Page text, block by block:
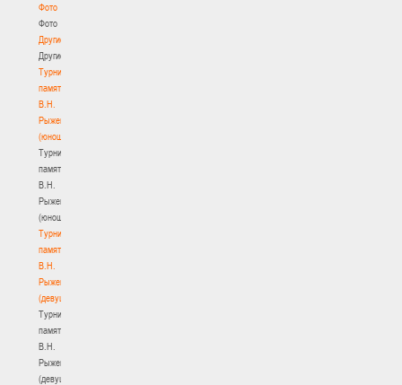
Фото
Фото
Другие
Другие
Турнир
памяти
В.Н.
Рыженкова
(юноши)
Турнир
памяти
В.Н.
Рыженкова
(юноши)
Турнир
памяти
В.Н.
Рыженкова
(девушки)
Турнир
памяти
В.Н.
Рыженкова
(девушки)